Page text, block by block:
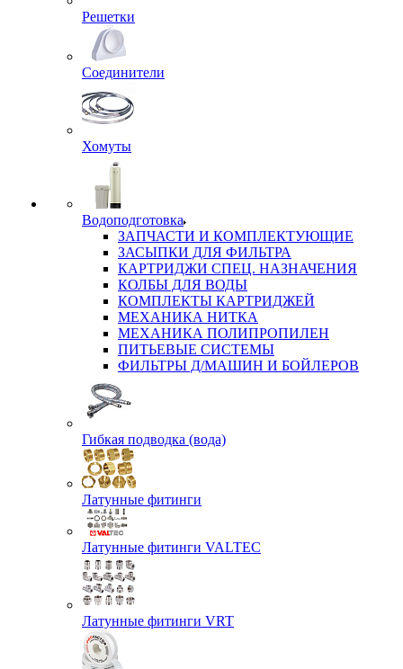
Решетки
Соединители
Хомуты
Водоподготовка
ЗАПЧАСТИ И КОМПЛЕКТУЮЩИЕ
ЗАСЫПКИ ДЛЯ ФИЛЬТРА
КАРТРИДЖИ СПЕЦ. НАЗНАЧЕНИЯ
КОЛБЫ ДЛЯ ВОДЫ
КОМПЛЕКТЫ КАРТРИДЖЕЙ
МЕХАНИКА НИТКА
МЕХАНИКА ПОЛИПРОПИЛЕН
ПИТЬЕВЫЕ СИСТЕМЫ
ФИЛЬТРЫ Д/МАШИН И БОЙЛЕРОВ
Гибкая подводка (вода)
Латунные фитинги
Латунные фитинги VALTEC
Латунные фитинги VRT